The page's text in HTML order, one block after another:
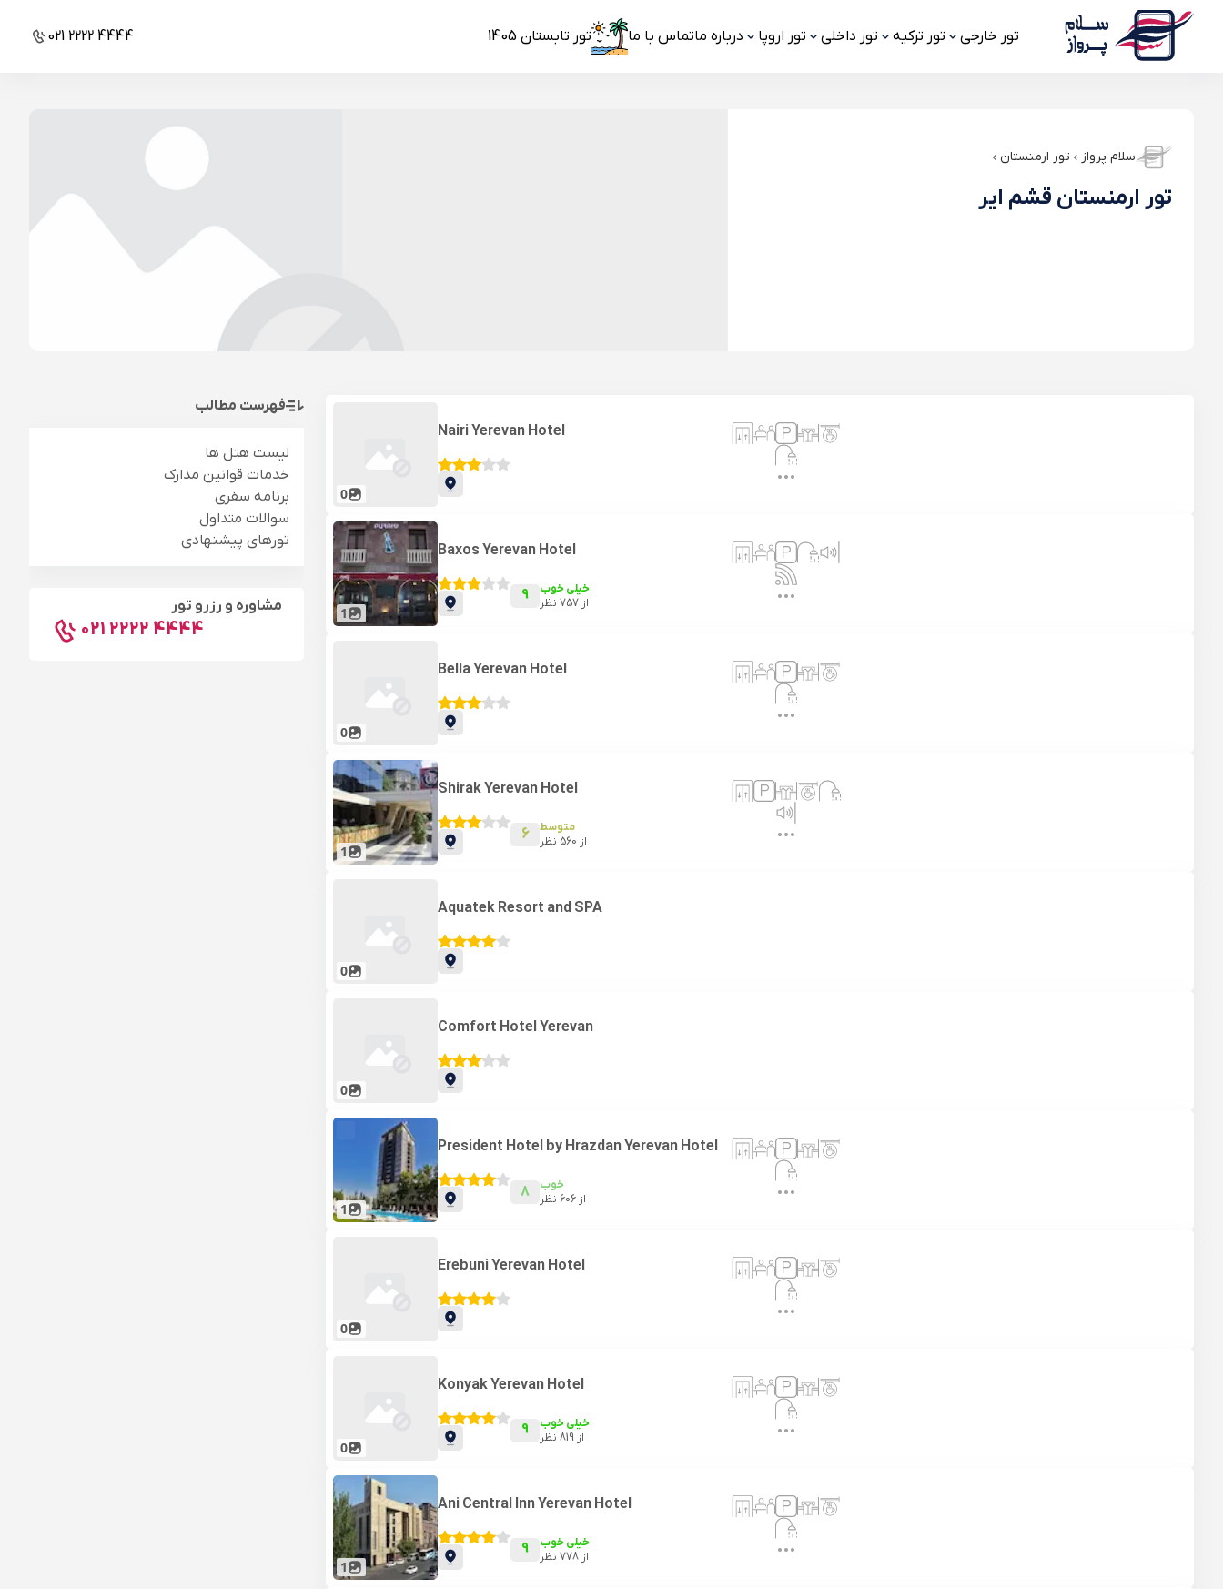
تور خارجی تور ترکیه تور داخلی تور اروپا درباره ماتماس با ما تور تابستان 1405 021 2222 4444
سلام پرواز تور ارمنستان
تور ارمنستان قشم ایر
0
Nairi Yerevan Hotel
1
Baxos Yerevan Hotel
9
خیلی خوب
از 757نظر
0
Bella Yerevan Hotel
1
Shirak Yerevan Hotel
6
متوسط
از 560 نظر
0
Aquatek Resort and SPA
0
Comfort Hotel Yerevan
1
President Hotel by Hrazdan Yerevan Hotel
8
خوب
از 606 نظر
0
Erebuni Yerevan Hotel
0
Konyak Yerevan Hotel
9
خیلی خوب
از 819نظر
1
Ani Central Inn Yerevan Hotel
9
خیلی خوب
از 778نظر
فهرست مطالب
لیست هتل ها
خدمات قوانین مدارک
برنامه سفری
سوالات متداول
تورهای پیشنهادی
مشاوره و رزرو تور
021 2222 4444